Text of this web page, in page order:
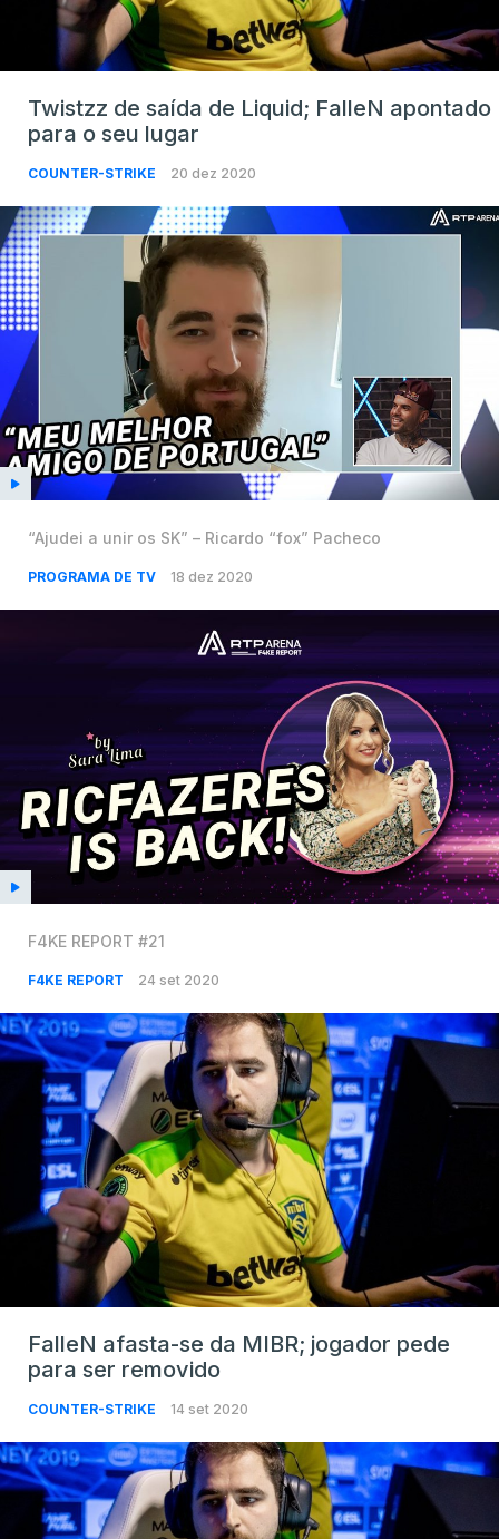
Twistzz de saída de Liquid; FalleN apontado
para o seu lugar
COUNTER-STRIKE 20 dez 2020
“Ajudei a unir os SK” – Ricardo “fox” Pacheco
PROGRAMA DE TV 18 dez 2020
F4KE REPORT #21
F4KE REPORT 24 set 2020
FalleN afasta-se da MIBR; jogador pede
para ser removido
COUNTER-STRIKE 14 set 2020